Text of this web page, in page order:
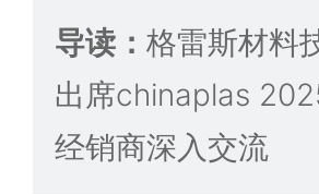
导读： 格雷斯材料
出席chinaplas
经销商深入交流